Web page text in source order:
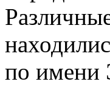
по имени